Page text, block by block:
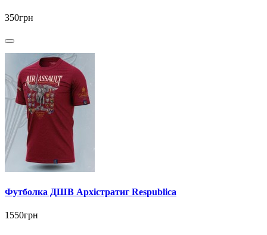
350грн
Футболка ДШВ Архістратиг Respublica
1550грн